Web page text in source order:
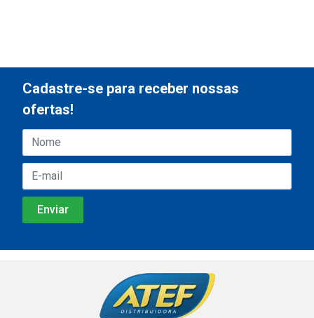
Cadastre-se para receber nossas
ofertas!